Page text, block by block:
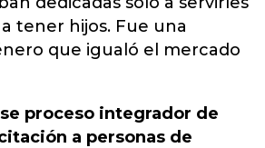
tener hijos. Fue una
que igualó el mercado
proceso integrador de
a personas de